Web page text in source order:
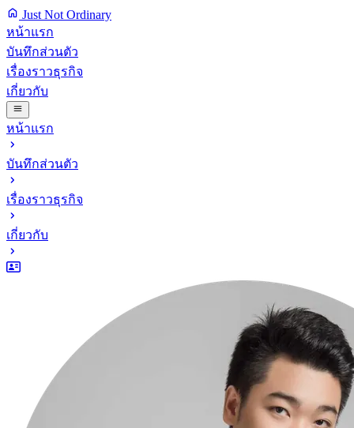
Just Not Ordinary
หน้าแรก
บันทึกส่วนตัว
เรื่องราวธุรกิจ
เกี่ยวกับ
หน้าแรก
บันทึกส่วนตัว
เรื่องราวธุรกิจ
เกี่ยวกับ